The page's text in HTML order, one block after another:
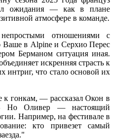
ожидания — как в плане
атмосфере в команде.
отношениями с
Ваше в Alpine и Серхио Перес
Берманом ситуация иная.
искренняя страсть к
интриг, что стало основой их
к гонкам, — рассказал Окон в
Но Оливер — настоящий
Например, на фестивале в
кто привезет самый